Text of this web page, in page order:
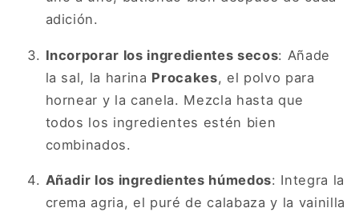
adición.
Incorporar los ingredientes secos: Añade
la sal, la harina Procakes, el polvo para
hornear y la canela. Mezcla hasta que
todos los ingredientes estén bien
combinados.
Añadir los ingredientes húmedos: Integra la
crema agria, el puré de calabaza y la vainilla